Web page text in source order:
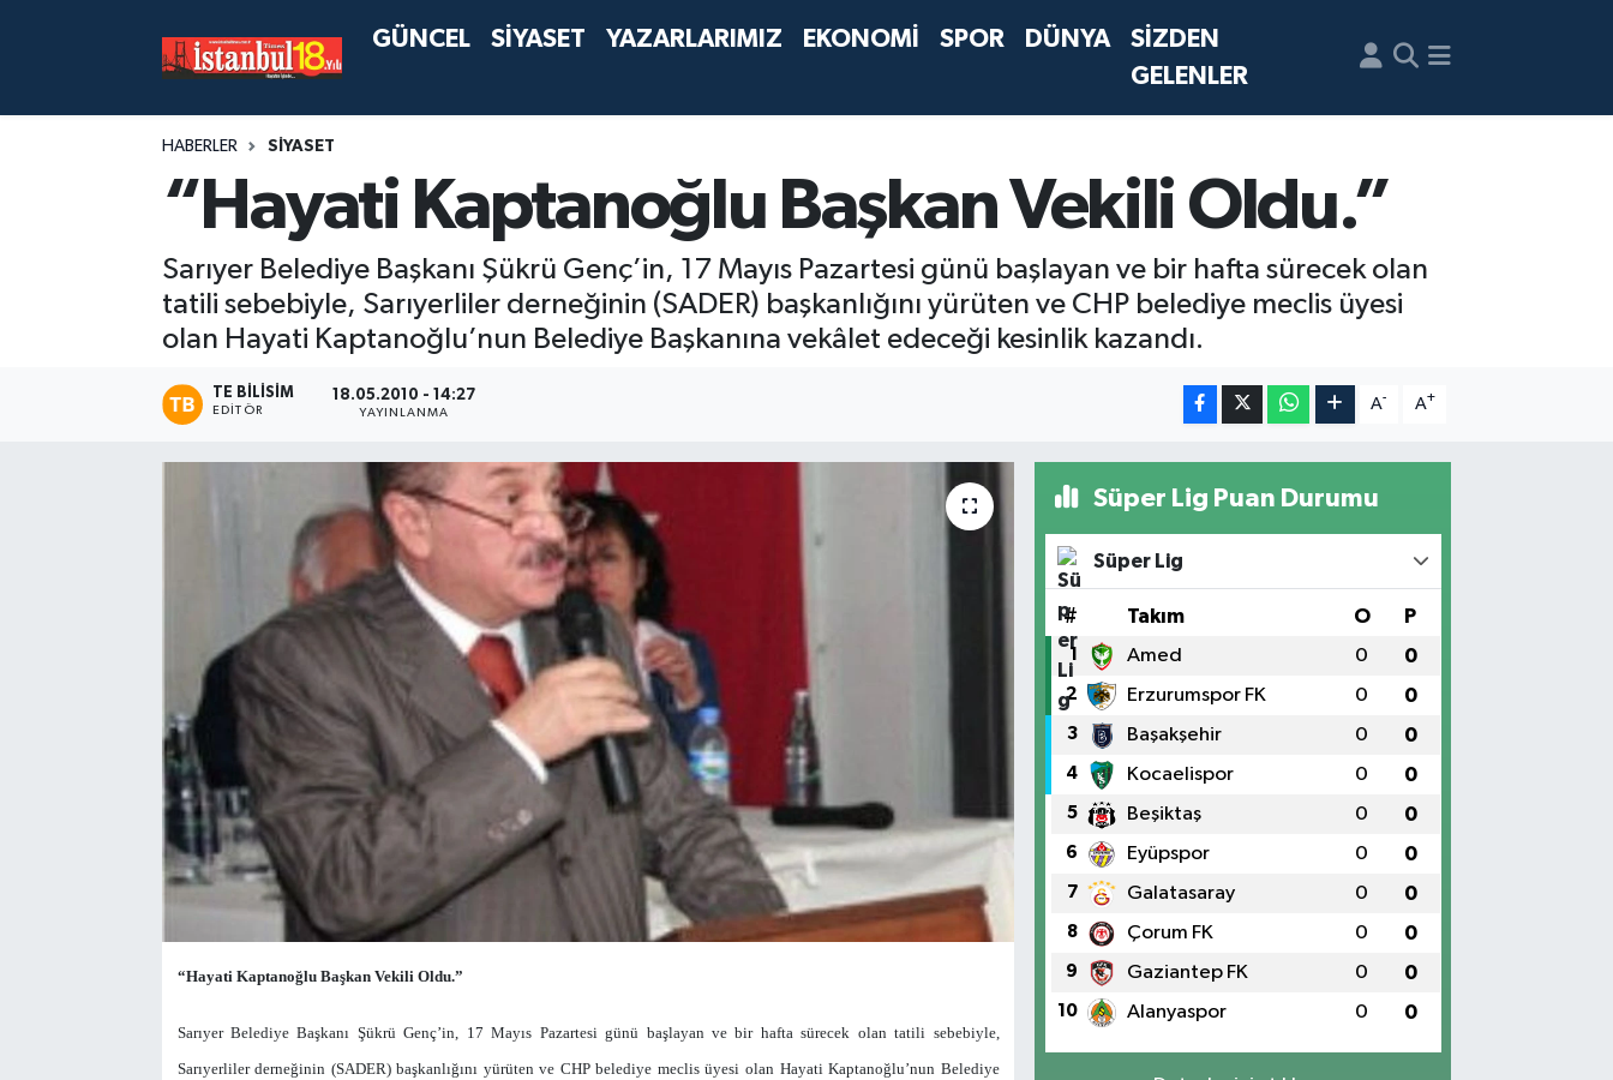
GÜNCEL SİYASET YAZARLARIMIZ EKONOMİ SPOR DÜNYA
SİZDEN
GELENLER
HABERLER SİYASET
“Hayati Kaptanoğlu Başkan Vekili Oldu.”
Sarıyer Belediye Başkanı Şükrü Genç’in, 17 Mayıs Pazartesi günü başlayan ve bir hafta sürecek olan
tatili sebebiyle, Sarıyerliler derneğinin (SADER) başkanlığını yürüten ve CHP belediye meclis üyesi
olan Hayati Kaptanoğlu’nun Belediye Başkanına vekâlet edeceği kesinlik kazandı.
TE BILISIM
EDITÖR
18.05.2010 - 14:27
YAYINLANMA
A- A+
“Hayati Kaptanoğlu Başkan Vekili Oldu.”
Sarıyer Belediye Başkanı Şükrü Genç’in, 17 Mayıs Pazartesi günü başlayan ve bir hafta sürecek olan tatili sebebiyle,
Sarıyerliler derneğinin (SADER) başkanlığını yürüten ve CHP belediye meclis üyesi olan Hayati Kaptanoğlu’nun Belediye
Süper Lig Puan Durumu
Süper Lig
# Takım O P
1 Amed 0 0
2 Erzurumspor FK 0 0
3 Başakşehir 0 0
4 Kocaelispor 0 0
5 Beşiktaş 0 0
6 Eyüpspor 0 0
7 Galatasaray 0 0
8 Çorum FK 0 0
9 Gaziantep FK 0 0
10 Alanyaspor 0 0